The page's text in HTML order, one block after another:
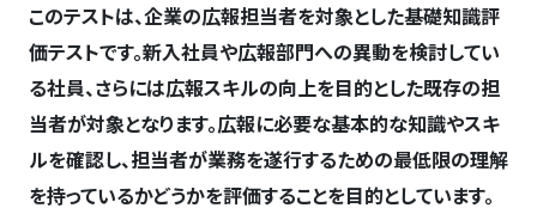
このテストは、企業の広報担当者を対象とした基礎知識評
価テストです。新入社員や広報部門への異動を検討してい
る社員、さらには広報スキルの向上を目的とした既存の担
当者が対象となります。広報に必要な基本的な知識やスキ
ルを確認し、担当者が業務を遂行するための最低限の理解
を持っているかどうかを評価することを目的としています。